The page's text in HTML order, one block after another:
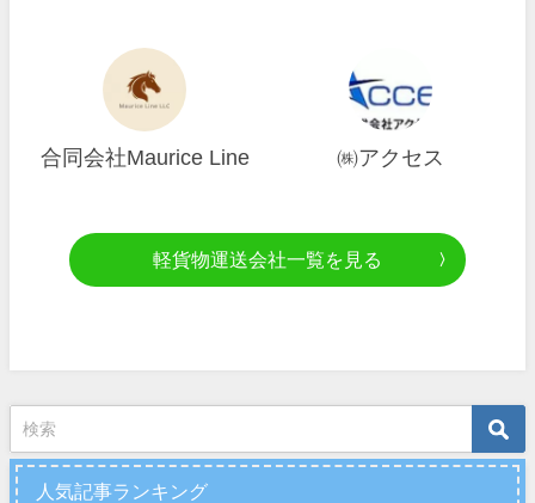
合同会社Maurice Line ㈱アクセス
軽貨物運送会社一覧を見る
人気記事ランキング